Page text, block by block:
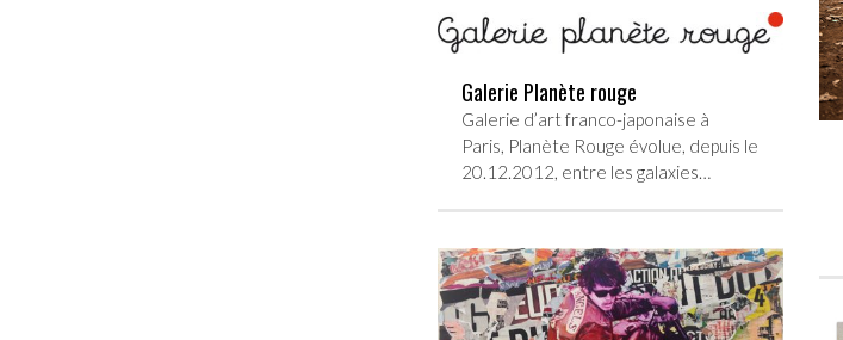
Galerie Planète rouge
Galerie d’art franco-japonaise à
Paris, Planète Rouge évolue, depuis le
20.12.2012, entre les galaxies…